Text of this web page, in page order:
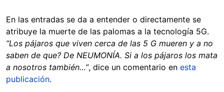
En las entradas se da a entender o directamente se
atribuye la muerte de las palomas a la tecnología 5G.
“Los pájaros que viven cerca de las 5 G mueren y a no
saben de que? De NEUMONÍA. Si a los pájaros los mata
a nosotros también…”, dice un comentario en esta
publicación.